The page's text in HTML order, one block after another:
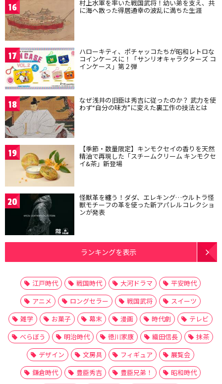
16 村上水軍を率いた戦国武将！幼い弟を支え、共
に海へ散った得居通幸の波乱に満ちた生涯
17 ハローキティ、ポチャッコたちが昭和レトロな
コインケースに！「サンリオキャラクターズ コ
インケース」第２弾
18 なぜ浅井の旧臣は秀吉に従ったのか？ 武力を使
わず“自分の味方”に変えた裏工作の技法とは
19 【季節・数量限定】キンモクセイの香りを天然
精油で再現した「スチームクリーム キンモクセ
イ&茶」新登場
20 怪獣革を纏う！ダダ、エレキング…ウルトラ怪
獣モチーフの革を使った新アパレルコレクショ
ンが発表
ランキングを表示
江戸時代 戦国時代 大河ドラマ
平安時代
アニメ
ロングセラー 戦国武将
スイーツ
雑学
お菓子 幕末 漫画 時代劇
テレビ
べらぼう
明治時代 徳川家康 織田信長
抹茶
デザイン
文房具 フィギュア
展覧会
鎌倉時代
豊臣秀吉 豊臣兄弟！
昭和時代